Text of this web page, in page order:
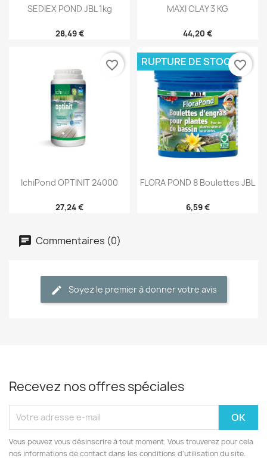
SEDIEX POND JBL 1kg
28,49 €
MAXI CLAY 3 KG
44,20 €
IchiPond OPTINIT 24000
27,24 €
favorite_border
FLORA POND 8 Boulettes JBL
6,59 €
RUPTURE DE STOCKfavorite_border
Commentaires (0)
Soyez le premier à donner votre avis
Recevez nos offres spéciales
Vous pouvez vous désinscrire à tout moment. Vous trouverez pour cela
nos informations de contact dans les conditions d'utilisation du site.